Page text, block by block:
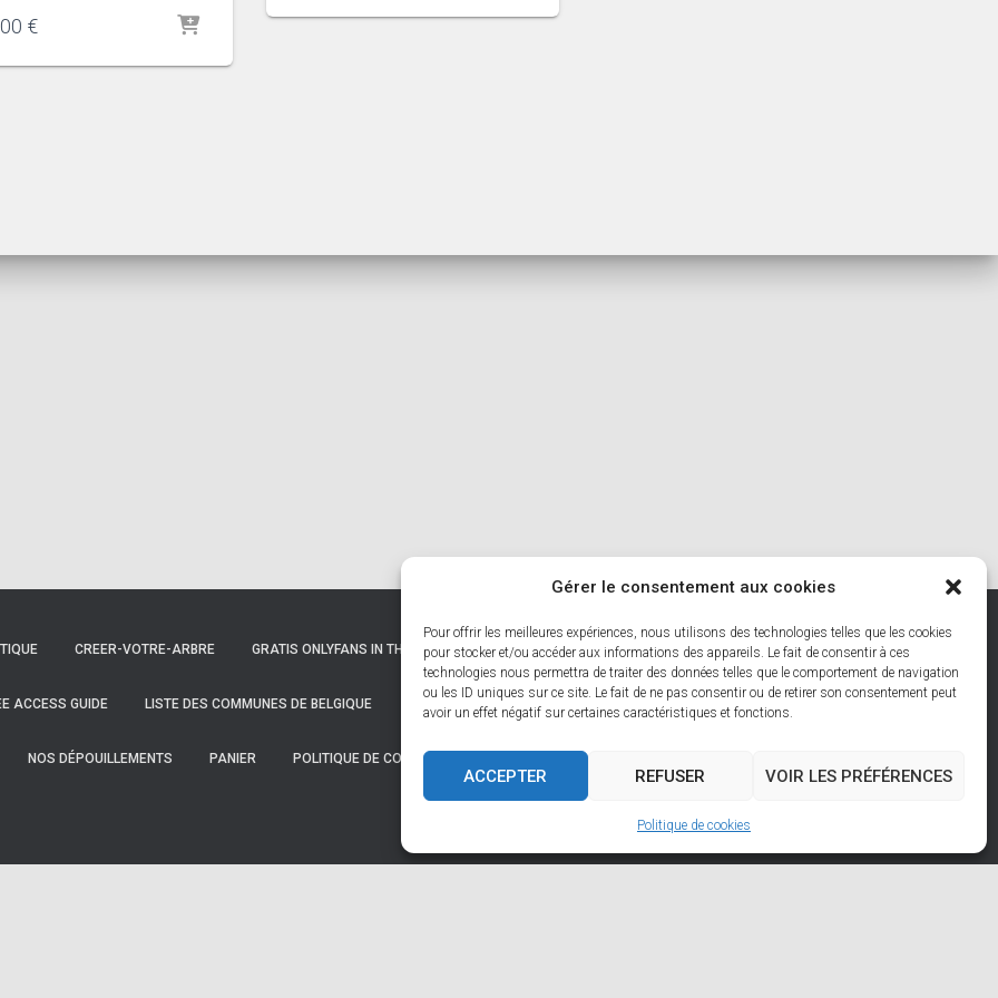
Gérer le consentement aux cookies
Pour offrir les meilleures expériences, nous utilisons des technologies telles que les cookies
pour stocker et/ou accéder aux informations des appareils. Le fait de consentir à ces
technologies nous permettra de traiter des données telles que le comportement de navigation
ou les ID uniques sur ce site. Le fait de ne pas consentir ou de retirer son consentement peut
avoir un effet négatif sur certaines caractéristiques et fonctions.
ACCEPTER REFUSER VOIR LES PRÉFÉRENCES
Politique de cookies
€
CREER-VOTRE-ARBRE GRATIS ONLYFANS IN THE UNITED STATES: SAFE, FREE ACCESS GUIDE
ACCESS GUIDE LISTE DES COMMUNES DE BELGIQUE LISTE DES COMMUNES DES HAUTS DE FRANCE MON COMPTE
NOS DÉPOUILLEMENTS PANIER POLITIQUE DE COOKIES (UE) VALIDATION DE LA COMMANDE
Hestia | Développé par